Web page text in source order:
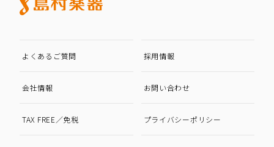
よくあるご質問 採用情報
会社情報 お問い合わせ
TAX FREE／免税 プライバシーポリシー